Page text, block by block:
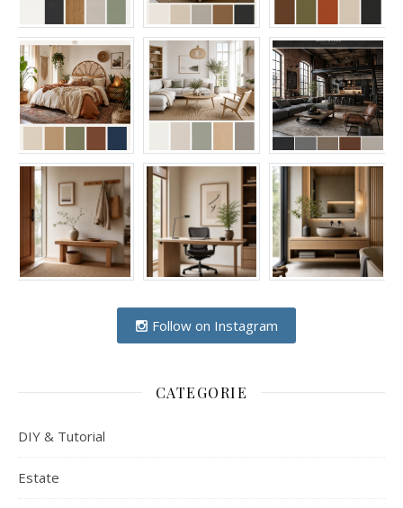
Follow on Instagram
CATEGORIE
DIY & Tutorial
Estate